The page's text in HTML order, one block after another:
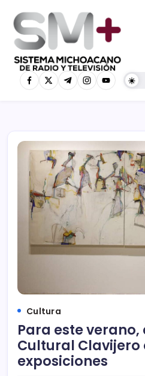
Cultura
Para este verano,
Cultural Clavijero
exposiciones